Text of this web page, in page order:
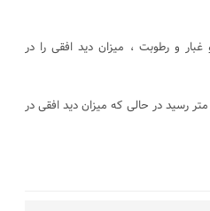
و رطوبت ، میزان دید افقی را در
کرد: صبح امروز میزان دید افقی در گچساران به کمتر از ۵۰۰ متر رسید در حالی که میزان دید افقی در